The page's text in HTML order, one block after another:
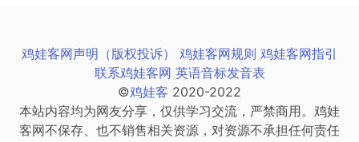
鸡娃客网声明（版权投诉） 鸡娃客网规则 鸡娃客网指引
联系鸡娃客网 英语音标发音表
©鸡娃客 2020-2022
本站内容均为网友分享，仅供学习交流，严禁商用。鸡娃
客网不保存、也不销售相关资源，对资源不承担任何责任